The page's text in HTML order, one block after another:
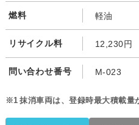
燃料 軽油
リサイクル料 12,230円
問い合わせ番号 M-023
※1 抹消車両は、登録時最大積載量